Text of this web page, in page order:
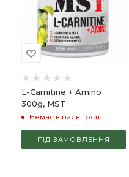
L-Carnitine + Amino
300g, MST
Немає в наявності
ПІД ЗАМОВЛЕННЯ